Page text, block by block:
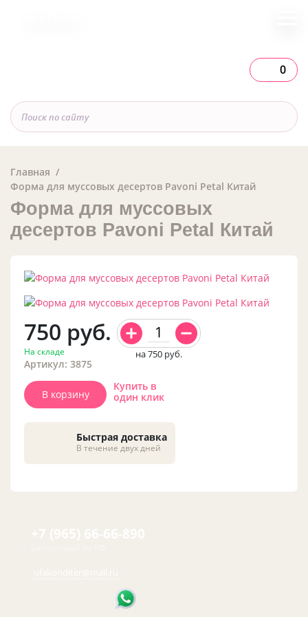
0
Главная
Форма для муссовых десертов Pavoni Petal Китай
Форма для муссовых
десертов Pavoni Petal Китай
750 руб.
На складе
Артикул: 3875
на 750 руб.
В корзину
Купить в
один клик
Быстрая доставка
В течение двух дней